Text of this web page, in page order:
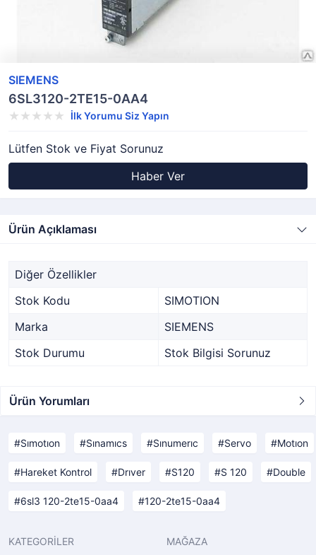
SIEMENS
6SL3120-2TE15-0AA4
İlk Yorumu Siz Yapın
Lütfen Stok ve Fiyat Sorunuz
Haber Ver
Ürün Açıklaması
Diğer Özellikler
Stok Kodu
SIMOTION
Marka
SIEMENS
Stok Durumu
Stok Bilgisi Sorunuz
Ürün Yorumları
Sımotıon Sınamıcs Sınumerıc Servo Motıon
Hareket Kontrol Drıver S120 S 120 Double
6sl3 120-2te15-0aa4 120-2te15-0aa4
KATEGORİLER MAĞAZA